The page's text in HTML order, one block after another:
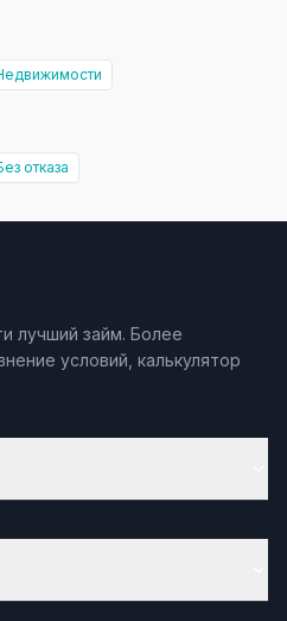
отказа
лучший займ. Более
условий, калькулятор